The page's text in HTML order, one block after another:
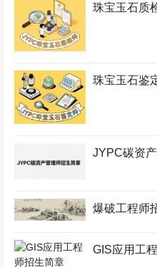
珠宝玉石质
珠宝玉石鉴
JYPC碳资
爆破工程师
GIS应用工